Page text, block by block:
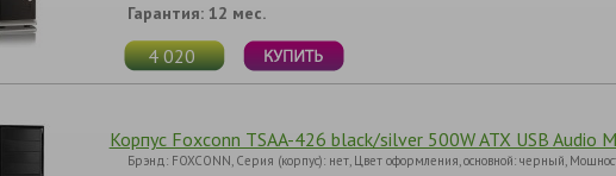
Гарантия: 12 мес.
4 020
Корпус Foxconn TSAA-426 black/silver 500W ATX USB Audio
Брэнд: FOXCONN, Серия (корпус): нет, Цвет оформления, основной: черный,